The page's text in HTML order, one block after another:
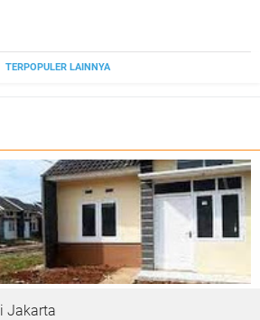
TERPOPULER LAINNYA
Jakarta